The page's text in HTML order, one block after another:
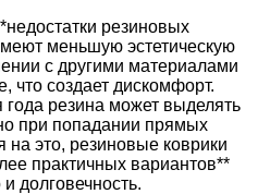
резиновых
меньшую эстетическую
с другими материалами
что создает дискомфорт.
года резина может выделять
при попадании прямых
это, резиновые коврики
практичных вариантов**
долговечность.